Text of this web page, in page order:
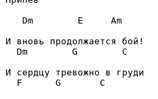
Dm
E
Am
Dm
G
C
F
G
C